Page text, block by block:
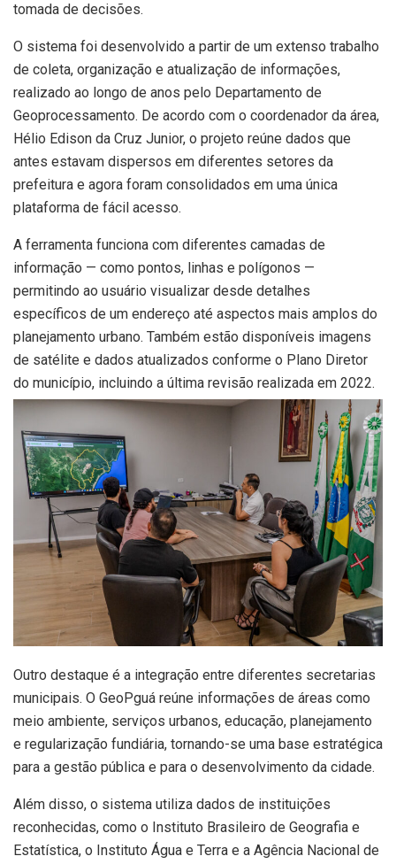
tomada de decisões.
O sistema foi desenvolvido a partir de um extenso trabalho
de coleta, organização e atualização de informações,
realizado ao longo de anos pelo Departamento de
Geoprocessamento. De acordo com o coordenador da área,
Hélio Edison da Cruz Junior, o projeto reúne dados que
antes estavam dispersos em diferentes setores da
prefeitura e agora foram consolidados em uma única
plataforma de fácil acesso.
A ferramenta funciona com diferentes camadas de
informação — como pontos, linhas e polígonos —
permitindo ao usuário visualizar desde detalhes
específicos de um endereço até aspectos mais amplos do
planejamento urbano. Também estão disponíveis imagens
de satélite e dados atualizados conforme o Plano Diretor
do município, incluindo a última revisão realizada em 2022.
Outro destaque é a integração entre diferentes secretarias
municipais. O GeoPguá reúne informações de áreas como
meio ambiente, serviços urbanos, educação, planejamento
e regularização fundiária, tornando-se uma base estratégica
para a gestão pública e para o desenvolvimento da cidade.
Além disso, o sistema utiliza dados de instituições
reconhecidas, como o Instituto Brasileiro de Geografia e
Estatística, o Instituto Água e Terra e a Agência Nacional de